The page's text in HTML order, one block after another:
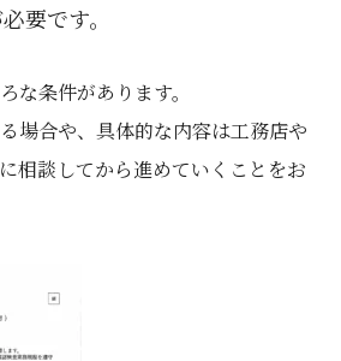
要です。
な条件があります。
場合や、具体的な内容は工務店や
相談してから進めていくことをお